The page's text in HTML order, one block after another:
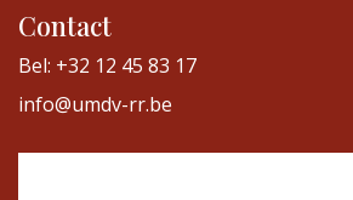
Contact
Bel: +32 12 45 83 17
info@umdv-rr.be